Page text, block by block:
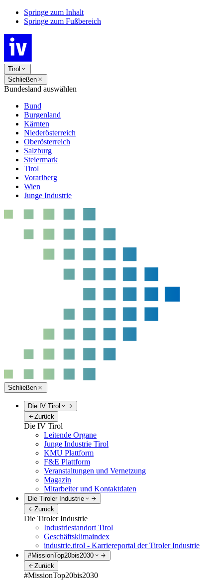
Springe zum Inhalt
Springe zum Fußbereich
Tirol
Schließen
Bundesland auswählen
Bund
Burgenland
Kärnten
Niederösterreich
Oberösterreich
Salzburg
Steiermark
Tirol
Vorarlberg
Wien
Junge Industrie
Schließen
Die IV Tirol
Zurück
Die IV Tirol
Leitende Organe
Junge Industrie Tirol
KMU Plattform
F&E Plattform
Veranstaltungen und Vernetzung
Magazin
Mitarbeiter und Kontaktdaten
Die Tiroler Industrie
Zurück
Die Tiroler Industrie
Industriestandort Tirol
Geschäftsklimaindex
industrie.tirol - Karriereportal der Tiroler Industrie
#MissionTop20bis2030
Zurück
#MissionTop20bis2030